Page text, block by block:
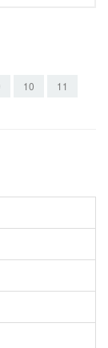
10 11